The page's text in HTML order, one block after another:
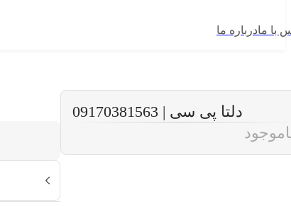
درباره مابا ما
دلتا پی سی | 09170381563